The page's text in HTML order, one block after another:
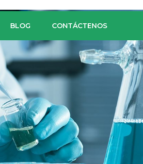
BLOG CONTÁCTENOS